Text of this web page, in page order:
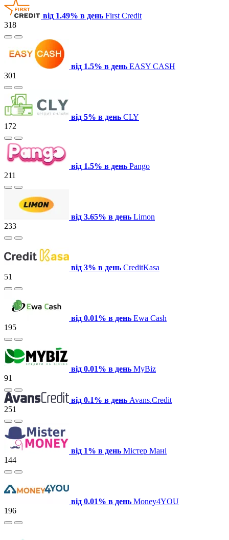
від 1.49% в день First Credit
318
від 1.5% в день EASY CASH
301
від 5% в день CLY
172
від 1.5% в день Pango
211
від 3.65% в день Limon
233
від 3% в день СreditKasa
51
від 0.01% в день Ewa Cash
195
від 0.01% в день MyBiz
91
від 0.1% в день Avans.Credit
251
від 1% в день Містер Мані
144
від 0.01% в день Money4YOU
196